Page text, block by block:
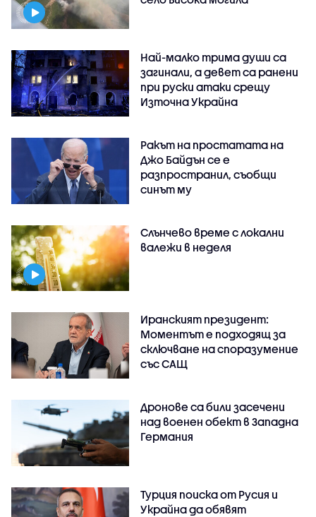
Най-малко трима души са
загинали, а девет са ранени
при руски атаки срещу
Източна Украйна
Ракът на простатата на
Джо Байдън се е
разпространил, съобщи
синът му
Слънчево време с локални
валежи в неделя
Иранският президент:
Моментът е подходящ за
сключване на споразумение
със САЩ
Дронове са били засечени
над военен обект в Западна
Германия
Турция поиска от Русия и
Украйна да обявят